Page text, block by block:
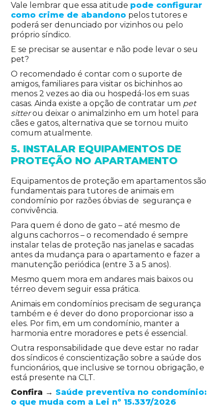
Vale lembrar que essa atitude pode configurar
como crime de abandono pelos tutores e
poderá ser denunciado por vizinhos ou pelo
próprio síndico.
E se precisar se ausentar e não pode levar o seu
pet?
O recomendado é contar com o suporte de
amigos, familiares para visitar os bichinhos ao
menos 2 vezes ao dia ou hospedá-los em suas
casas. Ainda existe a opção de contratar um pet
sitterou deixar o animalzinho em um hotel para
cães e gatos, alternativa que se tornou muito
comum atualmente.
5. INSTALAR EQUIPAMENTOS DE
PROTEÇÃO NO APARTAMENTO
Equipamentos de proteção em apartamentos são
fundamentais para tutores de animais em
condomínio por razões óbvias de segurança e
convivência.
Para quem é dono de gato – até mesmo de
alguns cachorros – o recomendado é sempre
instalar telas de proteção nas janelas e sacadas
antes da mudança para o apartamento e fazer a
manutenção periódica (entre 3 a 5 anos).
Mesmo quem mora em andares mais baixos ou
térreo devem seguir essa prática.
Animais em condomínios precisam de segurança
também e é dever do dono proporcionar isso a
eles. Por fim, em um condomínio, manter a
harmonia entre moradores e pets é essencial.
Outra responsabilidade que deve estar no radar
dos síndicos é conscientização sobre a saúde dos
funcionários, que inclusive se tornou obrigação, e
está presente na CLT.
Confira → Saúde preventiva no condomínio:
o que muda com a Lei nº 15.337/2026